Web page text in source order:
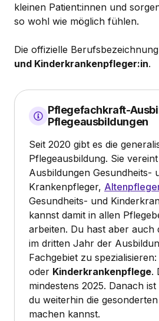
kleinen Patient:innen und
so wohl wie möglich fühlen.
Die offizielle
und Kinderkrankenpfleger:in.
Pflegefachkraft-
Pflegeausbildungen
Seit 2020 gibt es die
Pflegeausbildung. Sie
Ausbildungen Gesundheits-
Krankenpfleger,
Gesundheits- und
kannst damit in allen
arbeiten. Du hast aber auch
im dritten Jahr der
Fachgebiet zu spezialisieren:
oder Kinderkrankenpflege.
mindestens 2025. Danach
du weiterhin die
machen kannst.